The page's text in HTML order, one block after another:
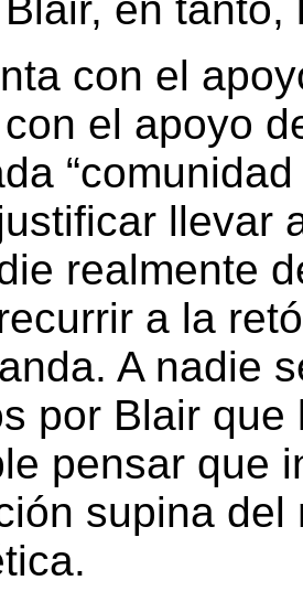
con el
el apoyo
llevar
realmente
a la
A nadie
por Blair
pensar que
supina